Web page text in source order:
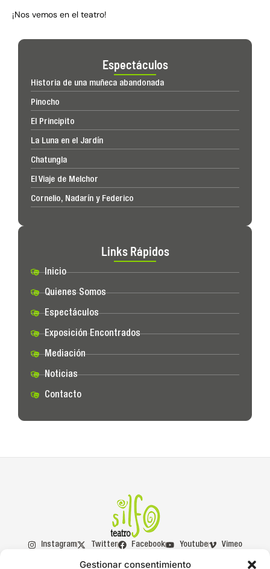
Gestionar consentimiento
¡Nos vemos en el teatro!
Espectáculos
Historia de una muñeca abandonada
Pinocho
El Principito
La Luna en el Jardín
Chatungla
El Viaje de Melchor
Cornelio, Nadarín y Federico
Links Rápidos
Inicio
Quienes Somos
Espectáculos
Exposición Encontrados
Mediación
Noticias
Contacto
Instagram Twitter Facebook Youtube Vimeo